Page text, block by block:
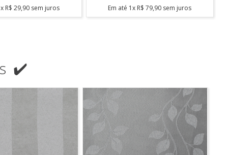
x R$ 46,30 sem juros Em até 2x R$ 52,45 sem juros
✔️